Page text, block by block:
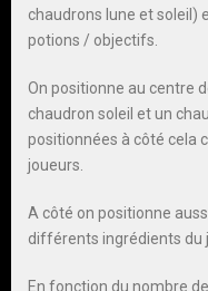
chaudrons lune et soleil)
potions / objectifs.
On positionne au centre
chaudron soleil et un
positionnées à côté cela
joueurs.
A côté on positionne
différents ingrédients du
En fonction du nombre